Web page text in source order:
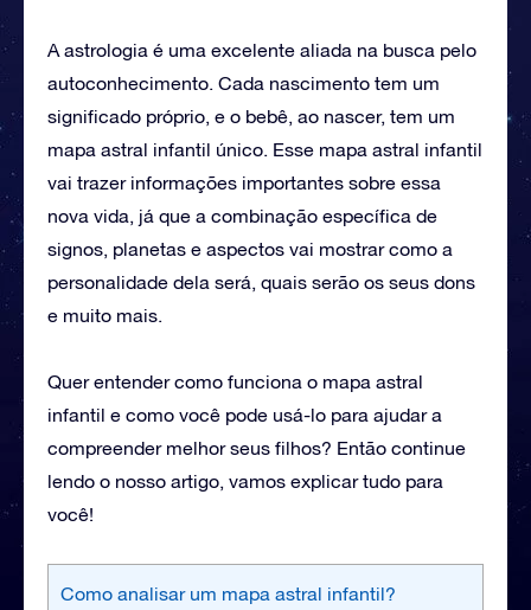
A astrologia é uma excelente aliada na busca pelo
autoconhecimento. Cada nascimento tem um
significado próprio, e o bebê, ao nascer, tem um
mapa astral infantil único. Esse mapa astral infantil
vai trazer informações importantes sobre essa
nova vida, já que a combinação específica de
signos, planetas e aspectos vai mostrar como a
personalidade dela será, quais serão os seus dons
e muito mais.
Quer entender como funciona o mapa astral
infantil e como você pode usá-lo para ajudar a
compreender melhor seus filhos? Então continue
lendo o nosso artigo, vamos explicar tudo para
você!
Como analisar um mapa astral infantil?